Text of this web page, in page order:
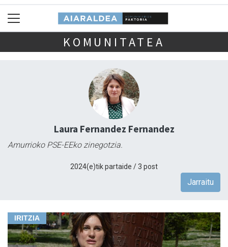
KOMUNITATEA
Laura Fernandez Fernandez
Amurrioko PSE-EEko zinegotzia.
2024(e)tik partaide / 3 post
Jarraitu
IRITZIA